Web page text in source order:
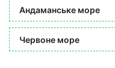
Андаманське море
Червоне море